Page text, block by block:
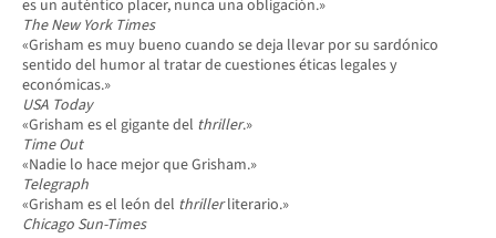
es un auténtico placer, nunca una obligación.»
The New York Times
«Grisham es muy bueno cuando se deja llevar por su sardónico
sentido del humor al tratar de cuestiones éticas legales y
económicas.»
USA Today
«Grisham es el gigante del thriller.»
Time Out
«Nadie lo hace mejor que Grisham.»
Telegraph
«Grisham es el león del thrillerliterario.»
Chicago Sun-Times